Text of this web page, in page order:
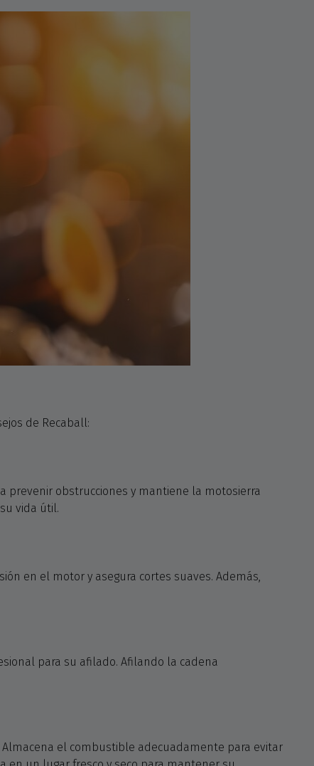
de Recaball:
prevenir obstrucciones y mantiene la motosierra
vida útil.
en el motor y asegura cortes suaves. Además,
para su afilado. Afilando la cadena
el combustible adecuadamente para evitar